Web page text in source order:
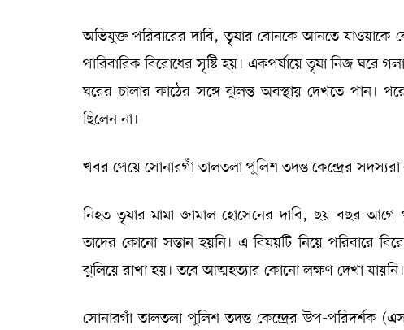
অভিযুক্ত পরিবারের দাবি, তৃষার বোনকে আনতে যাওয়াকে
পারিবারিক বিরোধের সৃষ্টি হয়। একপর্যায়ে তৃষা নিজ ঘরে
ঘরের চালার কাঠের সঙ্গে ঝুলন্ত অবস্থায় দেখতে পান।
ছিলেন না।
খবর পেয়ে সোনারগাঁ তালতলা পুলিশ তদন্ত কেন্দ্রের
নিহত তৃষার মামা জামাল হোসেনের দাবি, ছয় বছর আগে
তাদের কোনো সন্তান হয়নি। এ বিষয়টি নিয়ে পরিবারে
ঝুলিয়ে রাখা হয়। তবে আত্মহত্যার কোনো লক্ষণ দেখা যায়নি।
সোনারগাঁ তালতলা পুলিশ তদন্ত কেন্দ্রের উপ-পরিদর্শক